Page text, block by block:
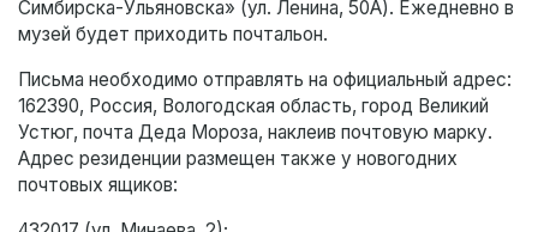
Симбирска-Ульяновска» (ул. Ленина, 50А). Ежедневно в
музей будет приходить почтальон.
Письма необходимо отправлять на официальный адрес:
162390, Россия, Вологодская область, город Великий
Устюг, почта Деда Мороза, наклеив почтовую марку.
Адрес резиденции размещен также у новогодних
почтовых ящиков: